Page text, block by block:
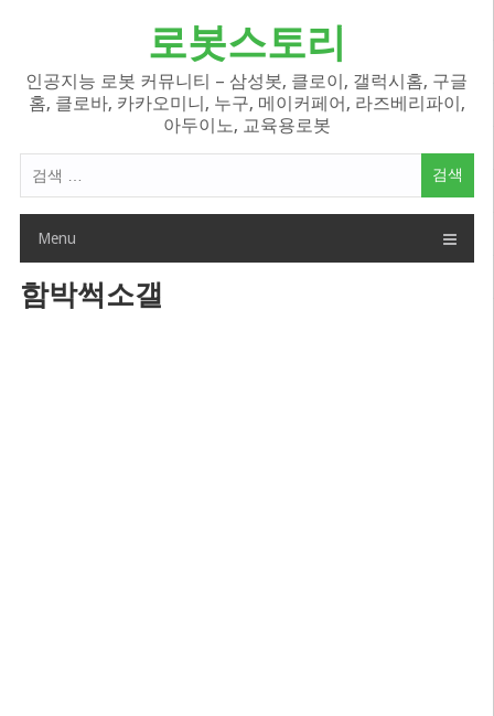
로봇스토리
인공지능 로봇 커뮤니티 – 삼성봇, 클로이, 갤럭시홈, 구글
홈, 클로바, 카카오미니, 누구, 메이커페어, 라즈베리파이,
아두이노, 교육용로봇
색
Menu
함박썩소갤